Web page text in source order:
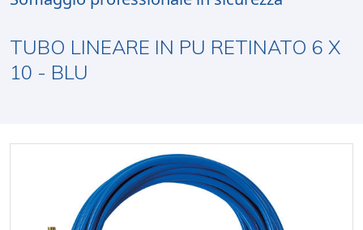
TUBO LINEARE IN PU RETINATO 6 X
10 - BLU